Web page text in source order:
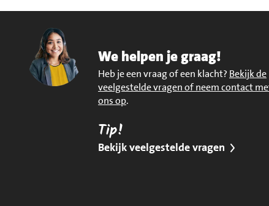
We helpen je graag!
Heb je een vraag of een klacht? Bekijk de
veelgestelde vragen of neem contact
ons op.
Tip!
Bekijk veelgestelde vragen